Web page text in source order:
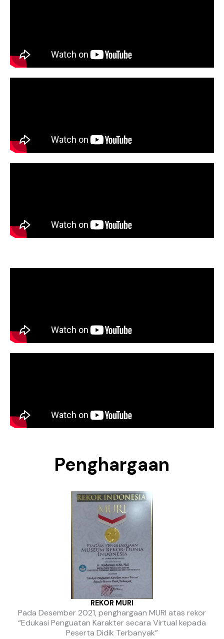
Penghargaan
REKOR MURI
Pada Desember 2021, penghargaan MURI atas rekor
“Edukasi Penguatan Karakter secara Virtual kepada
Peserta Didik Terbanyak”